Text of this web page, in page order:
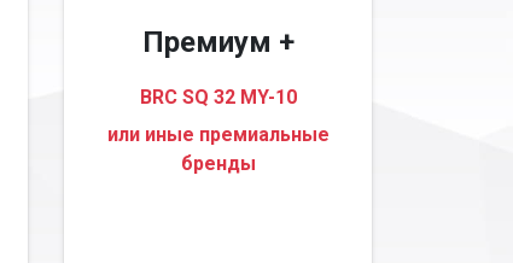
Премиум +
BRC SQ 32 MY-10
или иные премиальные
бренды